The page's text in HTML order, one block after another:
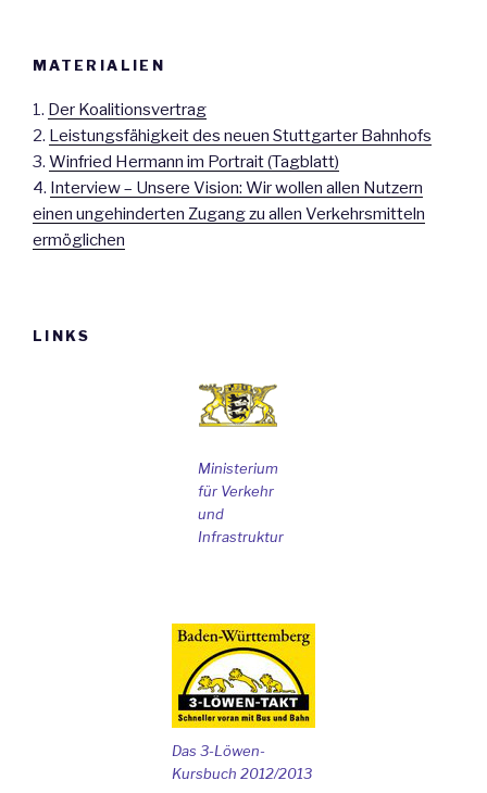
MATERIALIEN
1. Der Koalitionsvertrag
2. Leistungsfähigkeit des neuen Stuttgarter Bahnhofs
3. Winfried Hermann im Portrait (Tagblatt)
4. Interview – Unsere Vision: Wir wollen allen Nutzern
einen ungehinderten Zugang zu allen Verkehrsmitteln
ermöglichen
LINKS
Ministerium
für Verkehr
und
Infrastruktur
Das 3-Löwen-
Kursbuch 2012/2013